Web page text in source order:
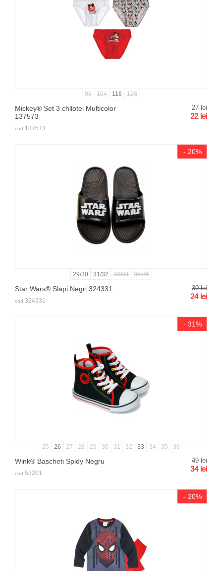
98 104 116 128
Mickey® Set 3 chilotei Multicolor
137573
27 lei
22 lei
cod 137573
- 20%
29/30 31/32 33/34 35/36
Star Wars® Slapi Negri 324331 30 lei
24 lei
cod 324331
- 31%
25 26 27 28 29 30 31 32 33 34 35 36
Wink® Bascheti Spidy Negru 49 lei
34 lei
cod 53201
- 20%